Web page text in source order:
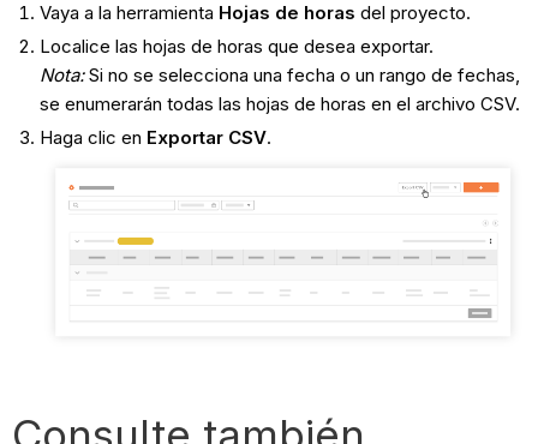
Vaya a la herramienta Hojas de horas del proyecto.
Localice las hojas de horas que desea exportar.
Nota:Si no se selecciona una fecha o un rango de fechas,
se enumerarán todas las hojas de horas en el archivo CSV.
Haga clic en Exportar CSV.